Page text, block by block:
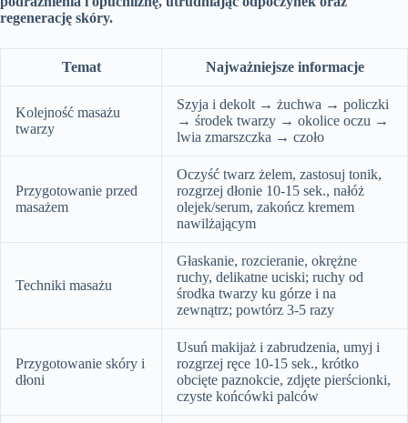
regenerację skóry.
Temat Najważniejsze informacje
Kolejność masażu
twarzy
Szyja i dekolt → żuchwa → policzki
→ środek twarzy → okolice oczu →
lwia zmarszczka → czoło
Przygotowanie przed
masażem
Oczyść twarz żelem, zastosuj tonik,
rozgrzej dłonie 10-15 sek., nałóż
olejek/serum, zakończ kremem
nawilżającym
Techniki masażu
Głaskanie, rozcieranie, okrężne
ruchy, delikatne uciski; ruchy od
środka twarzy ku górze i na
zewnątrz; powtórz 3-5 razy
Przygotowanie skóry i
dłoni
Usuń makijaż i zabrudzenia, umyj i
rozgrzej ręce 10-15 sek., krótko
obcięte paznokcie, zdjęte pierścionki,
czyste końcówki palców